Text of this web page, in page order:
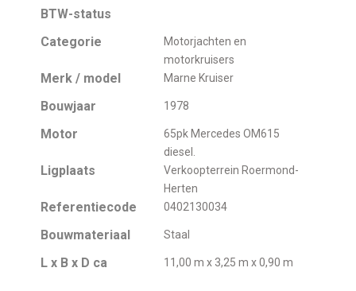
BTW-status
Categorie
Motorjachten en
motorkruisers
Merk / model Marne Kruiser
Bouwjaar 1978
Motor
65pk Mercedes OM615
diesel.
Ligplaats
Verkoopterrein Roermond-
Herten
Referentiecode 0402130034
Bouwmateriaal Staal
L x B x D ca 11,00 m x 3,25 m x 0,90 m